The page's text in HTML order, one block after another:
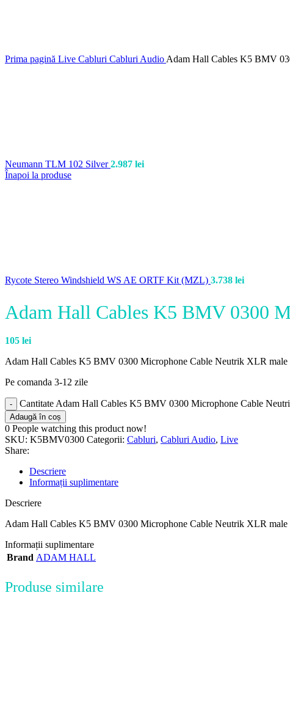
Prima pagină Live Cabluri Cabluri Audio Adam Hall Cables K5 BMV
Neumann TLM 102 Silver2.987 lei
Înapoi la produse
Rycote Stereo Windshield WS AE ORTF Kit (MZL) 3.738 lei
Adam Hall Cables K5 BMV 0300
105 lei
Adam Hall Cables K5 BMV 0300 Microphone Cable Neutrik XLR male
Pe comanda 3-12 zile
Cantitate Adam Hall Cables K5 BMV 0300 Microphone Cable
Adaugă în coș
0 People watching this product now!
SKU: K5BMV0300 Categorii: Cabluri, Cabluri Audio, Live
Share:
Descriere
Informații suplimentare
Descriere
Adam Hall Cables K5 BMV 0300 Microphone Cable Neutrik XLR male
Informații suplimentare
Brand ADAM HALL
Produse similare